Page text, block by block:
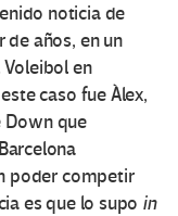
noticia de
de años, en un
en
caso fue Àlex,
Down que
poder competir
es que lo supo in